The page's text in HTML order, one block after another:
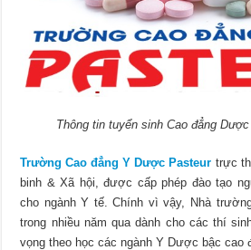
Thông tin tuyển sinh Cao đẳng
Trường Cao đẳng Y Dược Pasteur trực
binh & Xã hội, được cấp phép đào tạo
cho ngành Y tế. Chính vì vậy, Nhà
trong nhiều năm qua dành cho các thí
vọng theo học các ngành Y Dược bậc cao